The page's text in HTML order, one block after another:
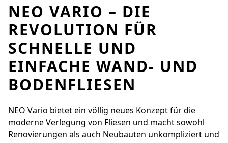
NEO VARIO – DIE
REVOLUTION FÜR
SCHNELLE UND
EINFACHE WAND- UND
BODENFLIESEN
NEO Vario bietet ein völlig neues Konzept für die
moderne Verlegung von Fliesen und macht sowohl
Renovierungen als auch Neubauten unkompliziert und